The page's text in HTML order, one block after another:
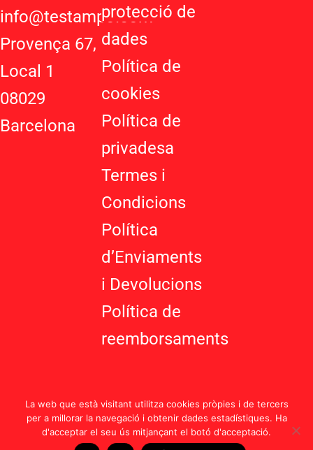
info@testampo.com
Provença 67,
Local 1
08029
Barcelona
protecció de
dades
Política de
cookies
Política de
privadesa
Termes i
Condicions
Política
d’Enviaments
i Devolucions
Política de
reemborsaments
Política d’Enviaments i Devolucions |Termes i Condicions
La web que està visitant utilitza cookies pròpies i de tercers
per a millorar la navegació i obtenir dades estadístiques. Ha
d'acceptar el seu ús mitjançant el botó d'acceptació.